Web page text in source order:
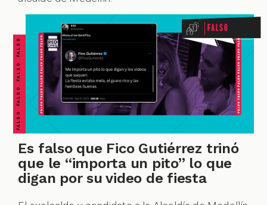
FALSO FALSO FALSO FALSO FALSO FALSO FALSO Falso
Es falso que Fico Gutiérrez trinó
que le “importa un pito” lo que
digan por su video de fiesta